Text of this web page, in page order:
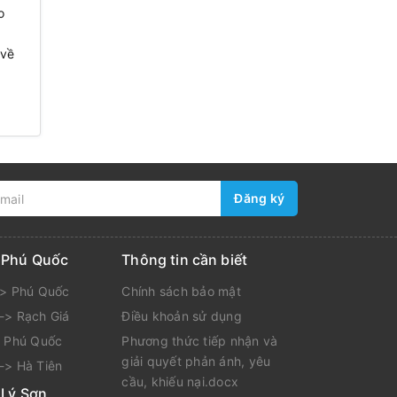
Đăng ký
Quốc
Phú Quốc
Rạch Giá
Quốc
Hà Tiên
Thông tin cần biết
Chính sách bảo mật
Điều khoản sử dụng
Phương thức tiếp nhận và
giải quyết phản ánh, yêu
cầu, khiếu nại.docx